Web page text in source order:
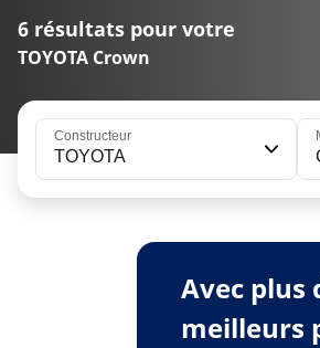
6 résultats pour votre
TOYOTA Crown
Constructeur
TOYOTA
Avec
meilleurs